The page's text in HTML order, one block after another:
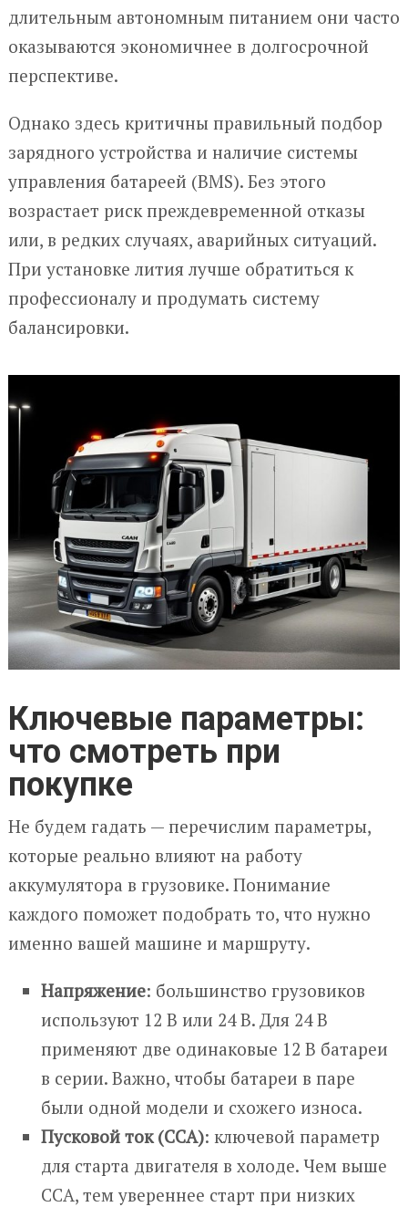
длительным автономным питанием они часто
оказываются экономичнее в долгосрочной
перспективе.
Однако здесь критичны правильный подбор
зарядного устройства и наличие системы
управления батареей (BMS). Без этого
возрастает риск преждевременной отказы
или, в редких случаях, аварийных ситуаций.
При установке лития лучше обратиться к
профессионалу и продумать систему
балансировки.
Ключевые параметры:
что смотреть при
покупке
Не будем гадать — перечислим параметры,
которые реально влияют на работу
аккумулятора в грузовике. Понимание
каждого поможет подобрать то, что нужно
именно вашей машине и маршруту.
Напряжение: большинство грузовиков
используют 12 В или 24 В. Для 24 В
применяют две одинаковые 12 В батареи
в серии. Важно, чтобы батареи в паре
были одной модели и схожего износа.
Пусковой ток (CCA): ключевой параметр
для старта двигателя в холоде. Чем выше
CCA, тем увереннее старт при низких